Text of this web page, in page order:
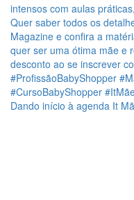
Dando início à agenda It